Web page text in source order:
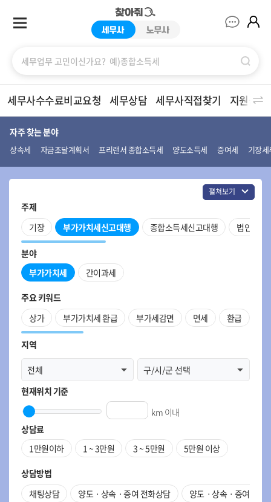
찾아줘세무사
세무사수수료비교요청 세무상담 세무사직접찾기 지원금/
자주 찾는 분야
상속세 자금조달계획서 프리랜서 종합소득세 양도소득세 증여세 기장세
펼쳐보기
주제
기장
부가가치세신고대행 종합소득세신고대행 법인설립
분야
부가가치세
간이과세
주요 키워드
상가
부가가치세 환급 부가세감면 면세 환급
지역
현재위치 기준
km 이내
상담료
1만원이하
1 ~ 3만원 3 ~ 5만원 5만원 이상
상담방법
채팅상담
양도ㆍ상속ㆍ증여 전화상담 양도ㆍ상속ㆍ증여 방문